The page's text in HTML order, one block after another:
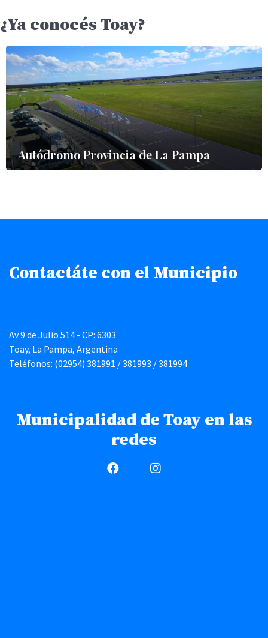
¿Ya conocés Toay?
Autódromo Provincia de La Pampa
Contactáte con el Municipio
Av 9 de Julio 514 - CP: 6303
Toay, La Pampa, Argentina
Teléfonos: (02954) 381991 / 381993 / 381994
Municipalidad de Toay en las
redes